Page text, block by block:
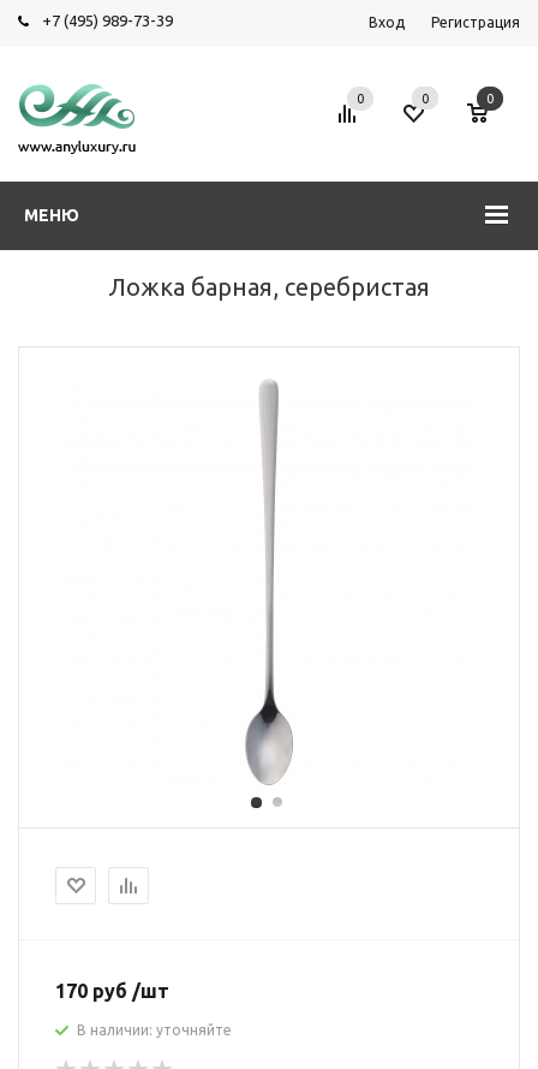
+7 (495) 989-73-39 Вход Регистрация
МЕНЮ
0 0 0
Ложка барная, серебристая
170 руб /шт
В наличии: уточняйте